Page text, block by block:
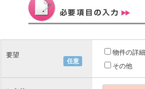
任意
要望 物件の詳
その他